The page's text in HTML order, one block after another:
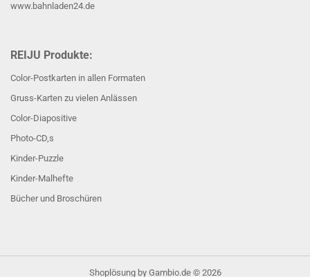
www.bahnladen24.de
REIJU Produkte:
Color-Postkarten in allen Formaten
Gruss-Karten zu vielen Anlässen
Color-Diapositive
Photo-CD,s
Kinder-Puzzle
Kinder-Malhefte
Bücher und Broschüren
Shoplösungby Gambio.de © 2026